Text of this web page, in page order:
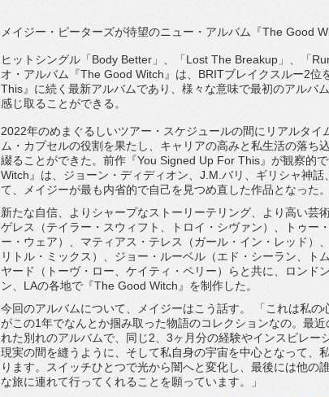
メイジー・ピーターズが待望のニュー・アルバム『The Good
ヒットシングル「Body Better 」、「Lost The Breakup 」、「
オ・アルバム『The Good Witch 』は、 BRITブレイクスルー2位
This』に続く最新アルバムであり、 様々な意味で最初のアルバ
感じ取ることができる。
2022年のめまぐるしいツアー・ スケジュールの間にリアルタイ
ム・カプセルの役割を果たし、 キャリアの高みと私生活の落ち
綴ることができた。前作『You Signed Up For This』が観察的
Witch 』は、ジョーン・ディディオン、 J.M. バリ、 ギリシャ神話
て、
メイジーが最も内省的で自己を見つめ直した作品となった
新たな自信、よりシャープなストーリーテリング、
より高い芸
ゲレス（テイラー・スウィフト、トロイ・シヴァン）、トゥー
ー・ウェア）、マティアス・ テレス（ガール・イン・レッド）
リトル・ミックス）、ジョー・ルーベル（エド・シーラン、ト
ヤード（トーヴ・ロー、ケイティ・ペリー）
らと共に、ロンド
ン、 L Aの各地で『The Good Witch 』を制作した。
今回のアルバムについて、メイジーはこう話す。 「これは私
がこの1年でなんとか掴み取った物語のコレクションなの。 最近
れた別れのアルバムで、同じ2 3ヶ月分の経験やインスピレー
現実の間を縫うように、 そして私自身の宇宙を中心となって、
ります。
スイッチひとつで光から闇へと変化し、 最後には他の
な旅に連れて行ってくれることを願っています。」